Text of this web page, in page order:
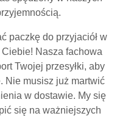
paczkę do przyjaciół w
Nasza fachowa
Twojej przesyłki, aby
Nie musisz już martwić
w dostawie. My się
się na ważniejszych